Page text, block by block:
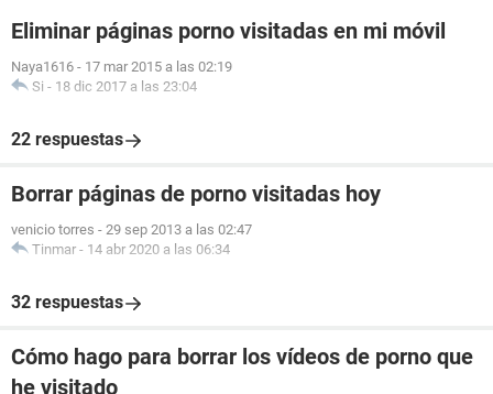
Eliminar páginas porno visitadas en mi móvil
Naya1616 - 17 mar 2015 a las 02:19
Si - 18 dic 2017 a las 23:04
22 respuestas
Borrar páginas de porno visitadas hoy
venicio torres - 29 sep 2013 a las 02:47
Tinmar - 14 abr 2020 a las 06:34
32 respuestas
Cómo hago para borrar los vídeos de porno que
he visitado